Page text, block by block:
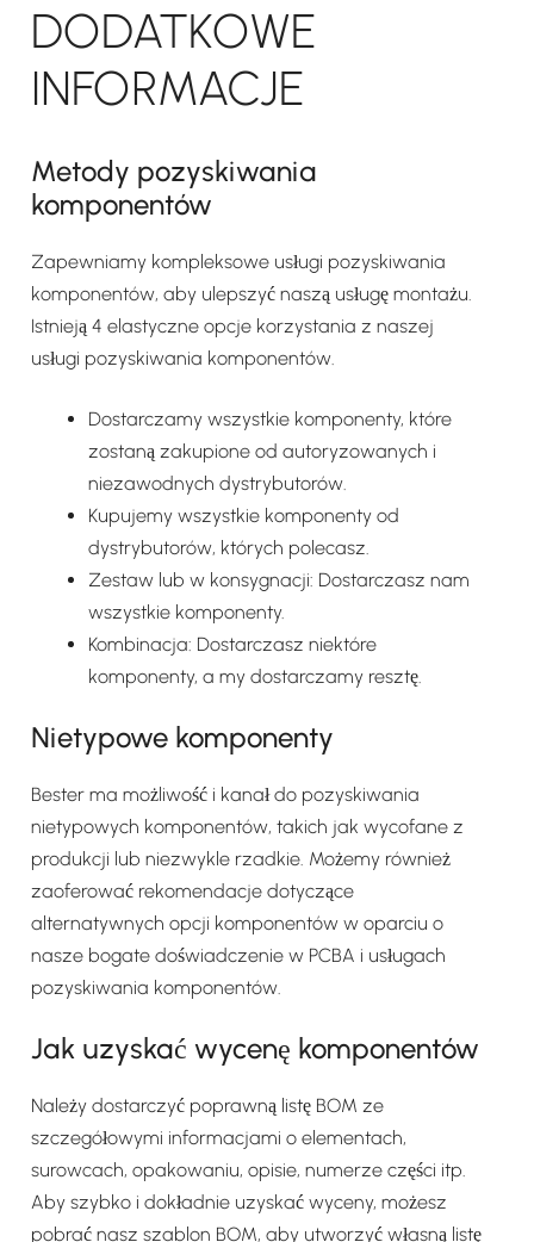
DODATKOWE
INFORMACJE
Metody pozyskiwania
komponentów
Zapewniamy kompleksowe usługi pozyskiwania
komponentów, aby ulepszyć naszą usługę montażu.
Istnieją 4 elastyczne opcje korzystania z naszej
usługi pozyskiwania komponentów.
Dostarczamy wszystkie komponenty, które
zostaną zakupione od autoryzowanych i
niezawodnych dystrybutorów.
Kupujemy wszystkie komponenty od
dystrybutorów, których polecasz.
Zestaw lub w konsygnacji: Dostarczasz nam
wszystkie komponenty.
Kombinacja: Dostarczasz niektóre
komponenty, a my dostarczamy resztę.
Nietypowe komponenty
Bester ma możliwość i kanał do pozyskiwania
nietypowych komponentów, takich jak wycofane z
produkcji lub niezwykle rzadkie. Możemy również
zaoferować rekomendacje dotyczące
alternatywnych opcji komponentów w oparciu o
nasze bogate doświadczenie w PCBA i usługach
pozyskiwania komponentów.
Jak uzyskać wycenę komponentów
Należy dostarczyć poprawną listę BOM ze
szczegółowymi informacjami o elementach,
surowcach, opakowaniu, opisie, numerze części itp.
Aby szybko i dokładnie uzyskać wyceny, możesz
pobrać nasz szablon BOM, aby utworzyć własną listę